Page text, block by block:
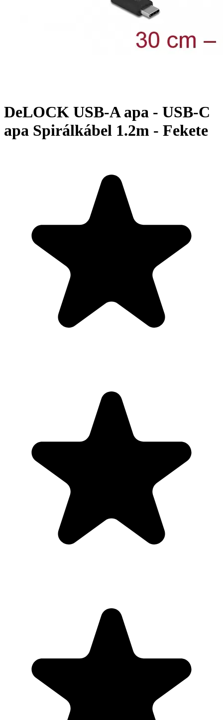
DeLOCK USB-A apa - USB-C
apa Spirálkábel 1.2m - Fekete